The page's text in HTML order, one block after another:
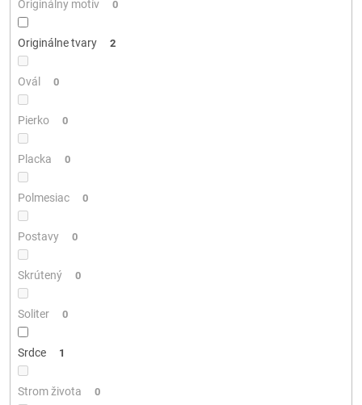
Originálny motív 0
Originálne tvary 2
Ovál 0
Pierko 0
Placka 0
Polmesiac 0
Postavy 0
Skrútený 0
Soliter 0
Srdce 1
Strom života 0